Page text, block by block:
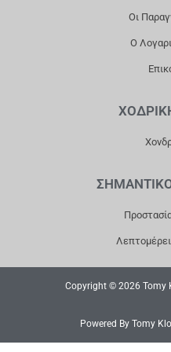
Οι
Ο
Copyright © 2026 Tomy
Powered By Tomy